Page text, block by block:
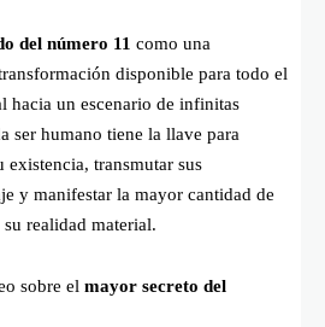
del número 11 como una
disponible para todo el
hacia un escenario de infinitas
ser humano tiene la llave para
transmutar sus
y manifestar la mayor cantidad de
realidad material.
sobre el mayor secreto del